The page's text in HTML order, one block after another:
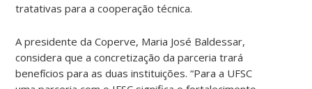
tratativas para a cooperação técnica.
A presidente da Coperve, Maria José Baldessar,
considera que a concretização da parceria trará
benefícios para as duas instituições. “Para a UFSC